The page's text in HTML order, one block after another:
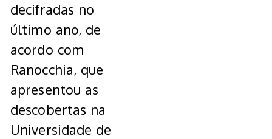
decifradas no
último ano, de
acordo com
Ranocchia, que
apresentou as
descobertas na
Universidade de